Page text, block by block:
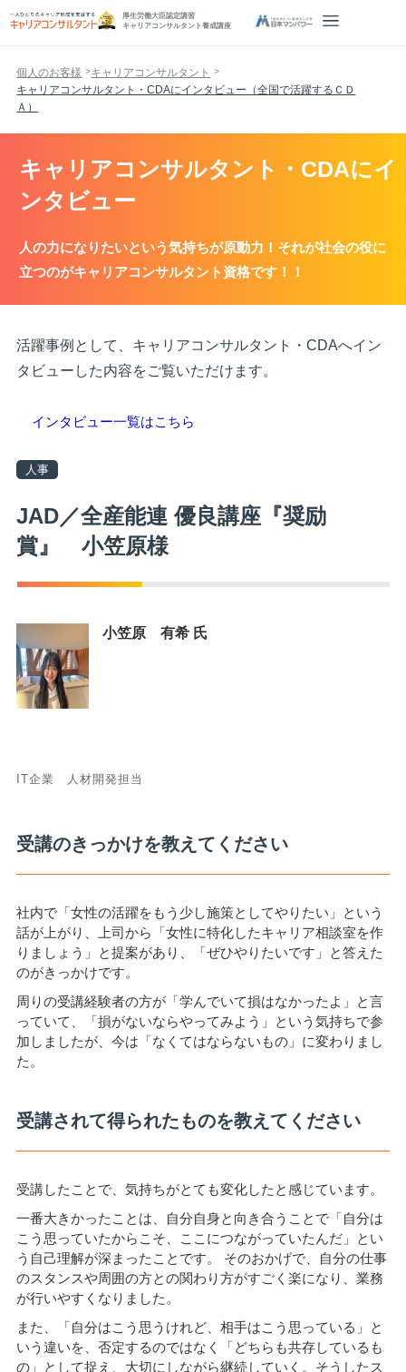
厚生労働大臣認定講習
キャリアコンサルタント養成講座
個人のお客様
キャリアコンサルタント
キャリアコンサルタント・CDAにインタビュー（全国で活躍するＣＤ
Ａ）
キャリアコンサルタント・CDAにイ
ンタビュー
人の力になりたいという気持ちが原動力！それが社会の役に
立つのがキャリアコンサルタント資格です！！
活躍事例として、キャリアコンサルタント・CDAへイン
タビューした内容をご覧いただけます。
インタビュー一覧はこちら
JAD／全産能連 優良講座『奨励
賞』 小笠原様
人事
小笠原 有希 氏
IT企業 人材開発担当
受講のきっかけを教えてください
社内で「女性の活躍をもう少し施策としてやりたい」という
話が上がり、上司から「女性に特化したキャリア相談室を作
りましょう」と提案があり、「ぜひやりたいです」と答えた
のがきっかけです。
周りの受講経験者の方が「学んでいて損はなかったよ」と言
っていて、「損がないならやってみよう」という気持ちで参
加しましたが、今は「なくてはならないもの」に変わりまし
た。
受講されて得られたものを教えてください
受講したことで、気持ちがとても変化したと感じています。
一番大きかったことは、自分自身と向き合うことで「自分は
こう思っていたからこそ、ここにつながっていたんだ」とい
う自己理解が深まったことです。 そのおかげで、自分の仕事
のスタンスや周囲の方との関わり方がすごく楽になり、業務
が行いやすくなりました。
また、「自分はこう思うけれど、相手はこう思っている」と
いう違いを、否定するのではなく「どちらも共存しているも
の」として捉え、大切にしながら継続していく。そうしたス